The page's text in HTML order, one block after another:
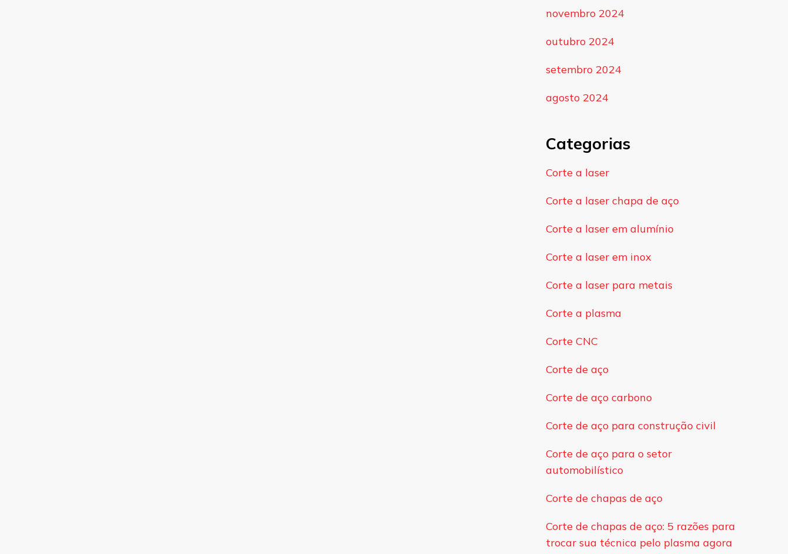
novembro 2024
outubro 2024
setembro 2024
agosto 2024
Categorias
Corte a laser
Corte a laser chapa de aço
Corte a laser em alumínio
Corte a laser em inox
Corte a laser para metais
Corte a plasma
Corte CNC
Corte de aço
Corte de aço carbono
Corte de aço para construção civil
Corte de aço para o setor
automobilístico
Corte de chapas de aço
Corte de chapas de aço: 5 razões para
trocar sua técnica pelo plasma agora